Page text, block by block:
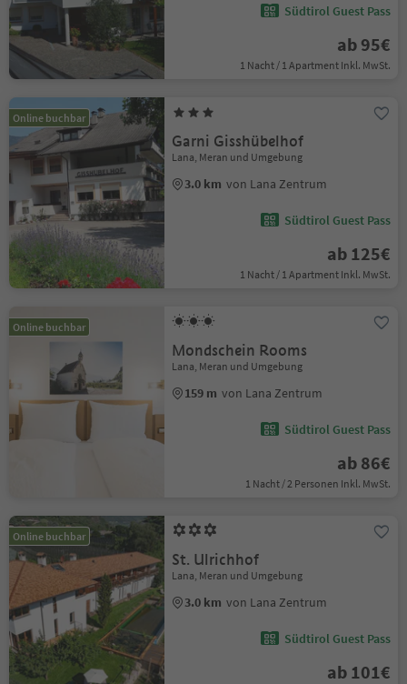
Südtirol Guest Pass
ab 95€
1 Nacht / 1 Apartment Inkl. MwSt.
Online buchbar
Garni Gisshübelhof
Lana, Meran und Umgebung
3.0 km von Lana Zentrum
Südtirol Guest Pass
ab 125€
1 Nacht / 1 Apartment Inkl. MwSt.
Online buchbar
Mondschein Rooms
Lana, Meran und Umgebung
159 m von Lana Zentrum
Südtirol Guest Pass
ab 86€
1 Nacht / 2 Personen Inkl. MwSt.
Online buchbar
St. Ulrichhof
Lana, Meran und Umgebung
3.0 km von Lana Zentrum
Südtirol Guest Pass
ab 101€